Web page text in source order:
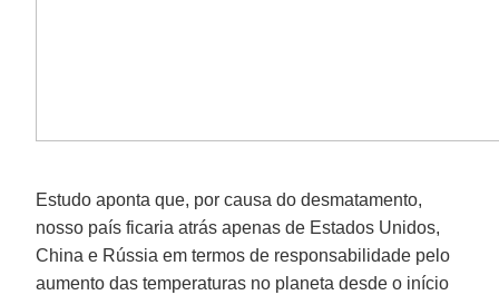
Estudo aponta que, por causa do desmatamento,
nosso país ficaria atrás apenas de Estados Unidos,
China e Rússia em termos de responsabilidade pelo
aumento das temperaturas no planeta desde o início